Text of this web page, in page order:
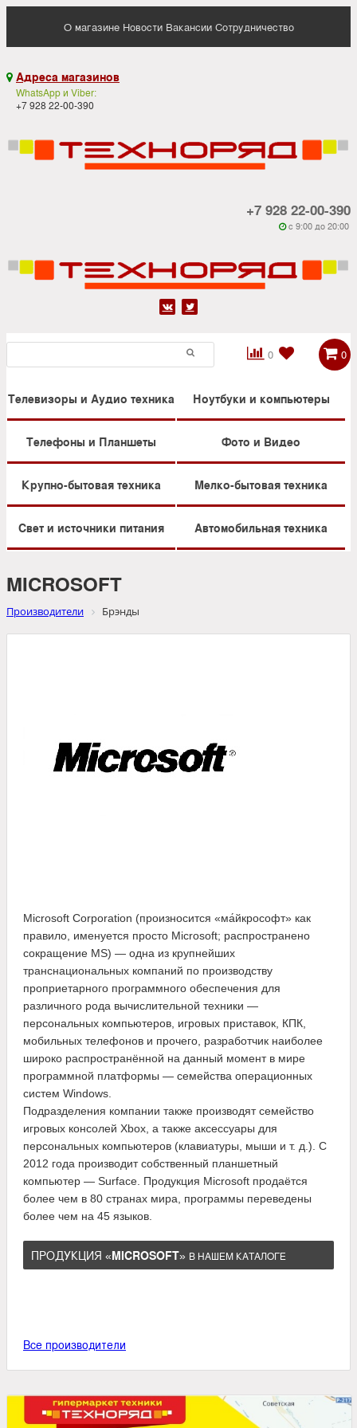
О магазине Новости Вакансии Сотрудничество
 Адреса магазинов
WhatsApp и Viber:
+7 928 22-00-390
+7 928 22-00-390
 c 9:00 до 20:00
 
0

 0
Телевизоры и Аудио техника Ноутбуки и компьютеры
Телефоны и Планшеты Фото и Видео
Крупно-бытовая техника Мелко-бытовая техника
Свет и источники питания Автомобильная техника
MICROSOFT
Производители Брэнды
Microsoft Corporation (произносится «ма́йкрософт» как
правило, именуется просто Microsoft; распространено
сокращение MS) — одна из крупнейших
транснациональных компаний по производству
проприетарного программного обеспечения для
различного рода вычислительной техники —
персональных компьютеров, игровых приставок, КПК,
мобильных телефонов и прочего, разработчик наиболее
широко распространённой на данный момент в мире
программной платформы — семейства операционных
систем Windows.
Подразделения компании также производят семейство
игровых консолей Xbox, а также аксессуары для
персональных компьютеров (клавиатуры, мыши и т. д.). C
2012 года производит собственный планшетный
компьютер — Surface. Продукция Microsoft продаётся
более чем в 80 странах мира, программы переведены
более чем на 45 языков.
ПРОДУКЦИЯ «MICROSOFT» В НАШЕМ КАТАЛОГЕ
Все производители